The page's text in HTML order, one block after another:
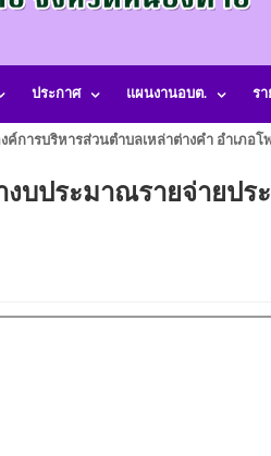
ประกาศ แผนงานอบต. รา
ค์การบริหารส่วนตำบลเหล่าต่างคำ อำเภอ
บประมาณรายจ่ายปร